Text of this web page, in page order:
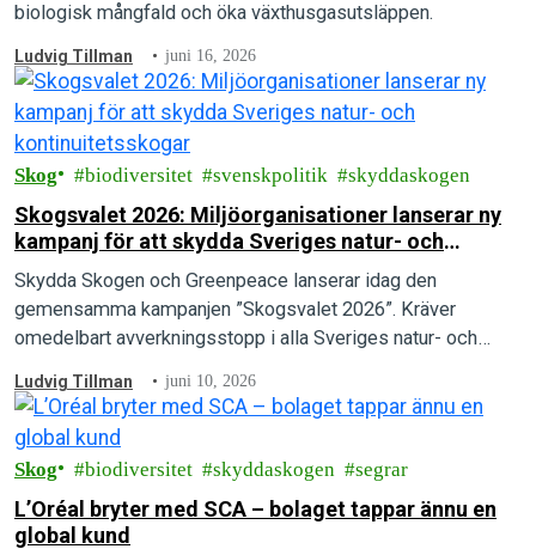
biologisk mångfald och öka växthusgasutsläppen.
Ludvig Tillman juni 16, 2026
Skog biodiversitet svenskpolitik skyddaskogen
Skogsvalet 2026: Miljöorganisationer lanserar ny
kampanj för att skydda Sveriges natur- och
kontinuitetsskogar
Skydda Skogen och Greenpeace lanserar idag den
gemensamma kampanjen ”Skogsvalet 2026”. Kräver
omedelbart avverkningsstopp i alla Sveriges natur- och
Ludvig Tillman juni 10, 2026
Skog biodiversitet skyddaskogen segrar
L’Oréal bryter med SCA – bolaget tappar ännu en
global kund